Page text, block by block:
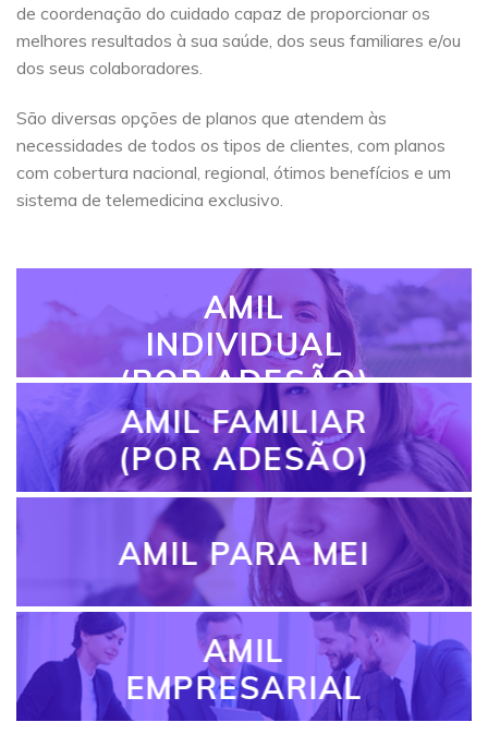
de coordenação do cuidado capaz de proporcionar os
melhores resultados à sua saúde, dos seus familiares e/ou
dos seus colaboradores.
São diversas opções de planos que atendem às
necessidades de todos os tipos de clientes, com planos
com cobertura nacional, regional, ótimos benefícios e um
sistema de telemedicina exclusivo.
AMIL
INDIVIDUAL
(POR ADESÃO)
AMIL FAMILIAR
(POR ADESÃO)
AMIL PARA MEI
AMIL
EMPRESARIAL